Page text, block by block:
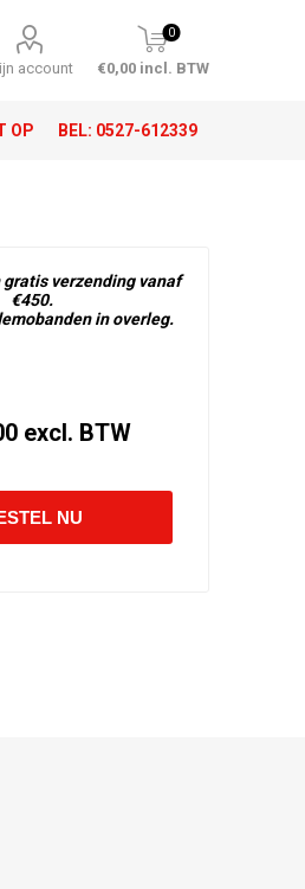
account
0
€0,00 incl. BTW
OP BEL: 0527-612339
gratis verzending vanaf
€450.
in overleg.
excl. BTW